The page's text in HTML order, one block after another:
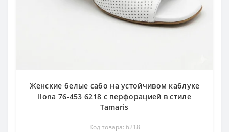
Женские белые сабо на устойчивом каблуке
Ilona 76-453 6218 с перфорацией в стиле
Tamaris
Код товара: 6218